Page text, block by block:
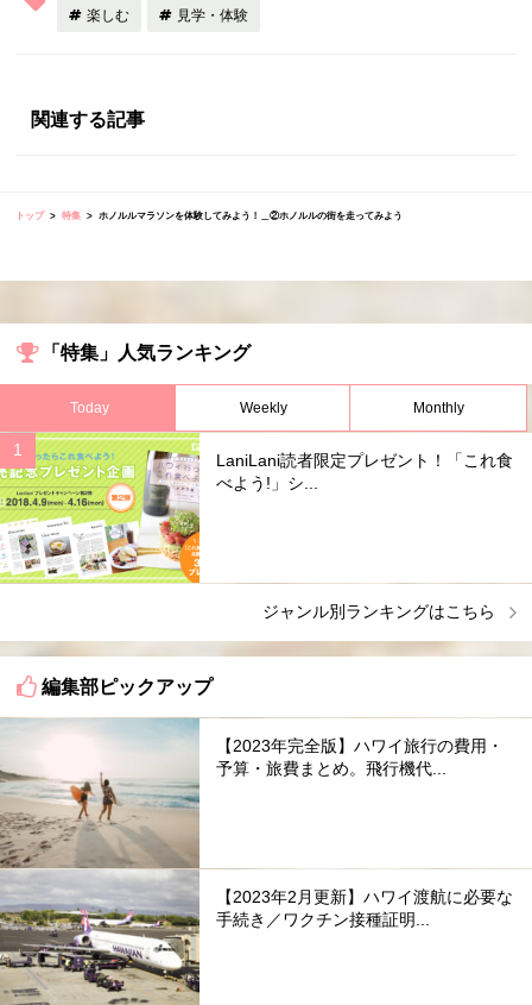
楽しむ 見学・体験
関連する記事
トップ 特集 ホノルルマラソンを体験してみよう！＿②ホノルルの街を走ってみよう
「特集」人気ランキング
Today Weekly Monthly
LaniLani読者限定プレゼント！「これ食
べよう!」シ...
ジャンル別ランキングはこちら
編集部ピックアップ
【2023年完全版】ハワイ旅行の費用・
予算・旅費まとめ。飛行機代...
【2023年2月更新】ハワイ渡航に必要な
手続き／ワクチン接種証明...